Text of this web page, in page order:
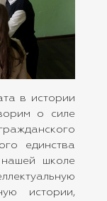
в истории
о силе
единства
школе
истории,